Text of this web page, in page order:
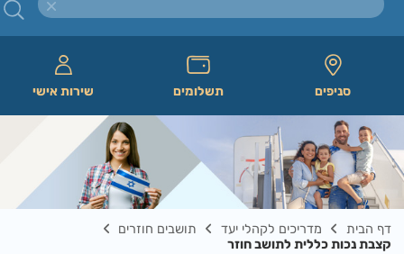
סניפים תשלומים שירות אישי
דף הבית מדריכים לקהלי יעד
תושבים חוזרים
קצבת נכות כללית לתושב חוזר